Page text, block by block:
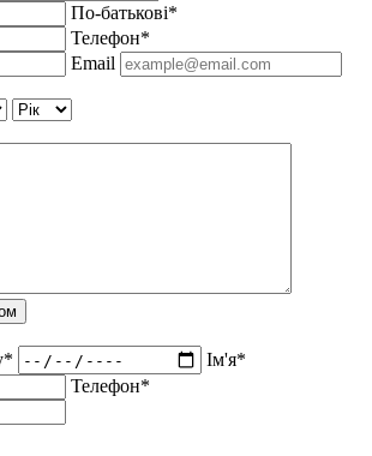
По-батькові*
Телефон*
Email
Ім'я*
Телефон*